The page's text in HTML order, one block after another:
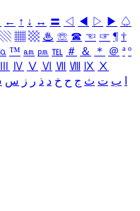
← ↑ ↓ ↔ 〓 ◁ ◀ ▷ ▶ ♤
▧ ▦ ▩ ♨ ☏ ☎ ☜ ☞ ¶ †
™ ㏂ ㏘ ℡ ＃ ＆ ＊ ＠ ª º
Ⅳ Ⅴ Ⅵ Ⅶ Ⅷ Ⅸ Ⅹ
ب ت ث ج ح خ د ذ ر ز س